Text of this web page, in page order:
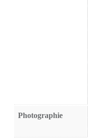
Photographie